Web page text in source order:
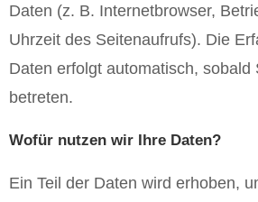
Daten (z. B. Internetbrowser,
Uhrzeit des Seitenaufrufs). Die
Daten erfolgt automatisch, sobald
betreten.
Wofür nutzen wir Ihre Daten?
Ein Teil der Daten wird erhoben,